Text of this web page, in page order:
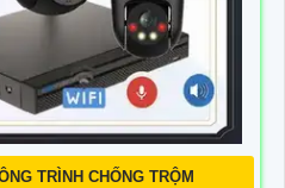
TRÌNH CHỐNG TRỘM